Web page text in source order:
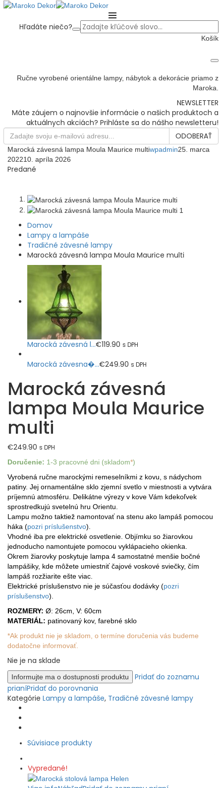
Hľadáte niečo?
Košík
Ručne vyrobené orientálne lampy, nábytok a dekorácie priamo z
Maroka.
NEWSLETTER
Máte záujem o najnovšie informácie o našich produktoch a
aktuálnych akciách? Prihláste sa do nášho newsletteru!
ODOBERAŤ
Marocká závesná lampa Moula Maurice multiwpadmin25. marca
202210. apríla 2026
Predané
Domov
Lampy a lampáše
Tradičné závesné lampy
Marocká závesná lampa Moula Maurice multi
Marocká závesná l...€119.90 s DPH
Marocká závesna�...€249.90 s DPH
Marocká závesná
lampa Moula Maurice
multi
€249.90 s DPH
Doručenie: 1-3 pracovné dni (skladom*)
Vyrobená ručne marockými remeselníkmi z kovu, s nádychom
patiny. Jej ornamentálne sklo zjemní svetlo v miestnosti a vytvára
príjemnú atmosféru. Delikátne výrezy v kove Vám kdekoľvek
sprostredkujú svetelnú hru Orientu.
Lampu možno taktiež namontovať na stenu ako lampáš pomocou
háka (pozri príslušenstvo).
Vhodné iba pre elektrické osvetlenie. Objímku so žiarovkou
jednoducho namontujete pomocou vyklápacieho okienka.
Okrem žiarovky poskytuje lampa 4 samostatné menšie bočné
lampášiky, kde môžete umiestniť čajové voskové sviečky, čím
lampáš rozžiarite ešte viac.
Elektrické príslušenstvo nie je súčasťou dodávky (pozri
príslušenstvo).
ROZMERY: Ø: 26cm, V: 60cm
MATERIÁL: patinovaný kov, farebné sklo
*Ak produkt nie je skladom, o termíne doručenia vás budeme
dodatočne informovať.
Nie je na sklade
Pridať do zoznamu
prianíPridať do porovnania
Kategórie Lampy a lampáše, Tradičné závesné lampy
Súvisiace produkty
Vypredané!